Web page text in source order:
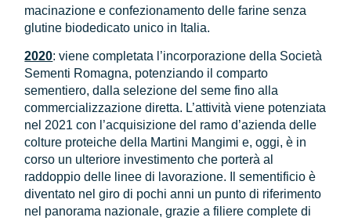
macinazione e confezionamento delle farine senza
glutine biodedicato unico in Italia.
2020: viene completata l’incorporazione della Società
Sementi Romagna, potenziando il comparto
sementiero, dalla selezione del seme fino alla
commercializzazione diretta. L’attività viene potenziata
nel 2021 con l’acquisizione del ramo d’azienda delle
colture proteiche della Martini Mangimi e, oggi, è in
corso un ulteriore investimento che porterà al
raddoppio delle linee di lavorazione. Il sementificio è
diventato nel giro di pochi anni un punto di riferimento
nel panorama nazionale, grazie a filiere complete di